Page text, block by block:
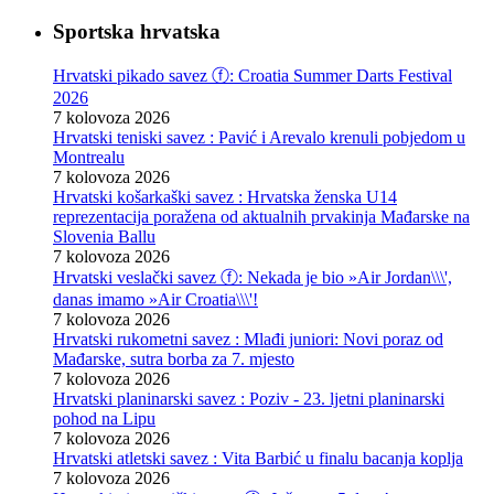
Sportska hrvatska
Hrvatski pikado savez ⓕ: Croatia Summer Darts Festival
2026
7 kolovoza 2026
Hrvatski teniski savez : Pavić i Arevalo krenuli pobjedom u
Montrealu
7 kolovoza 2026
Hrvatski košarkaški savez : Hrvatska ženska U14
reprezentacija poražena od aktualnih prvakinja Mađarske na
Slovenia Ballu
7 kolovoza 2026
Hrvatski veslački savez ⓕ: Nekada je bio »Air Jordan\\\',
danas imamo »Air Croatia\\\'!
7 kolovoza 2026
Hrvatski rukometni savez : Mlađi juniori: Novi poraz od
Mađarske, sutra borba za 7. mjesto
7 kolovoza 2026
Hrvatski planinarski savez : Poziv - 23. ljetni planinarski
pohod na Lipu
7 kolovoza 2026
Hrvatski atletski savez : Vita Barbić u finalu bacanja koplja
7 kolovoza 2026